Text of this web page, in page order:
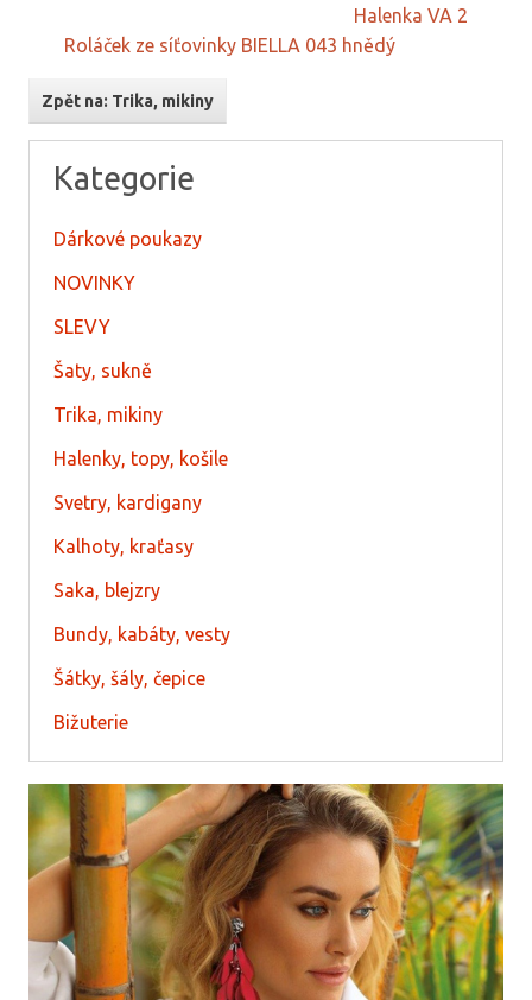
Halenka VA 2
Roláček ze síťovinky BIELLA 043 hnědý
Zpět na: Trika, mikiny
Kategorie
Dárkové poukazy
NOVINKY
SLEVY
Šaty, sukně
Trika, mikiny
Halenky, topy, košile
Svetry, kardigany
Kalhoty, kraťasy
Saka, blejzry
Bundy, kabáty, vesty
Šátky, šály, čepice
Bižuterie